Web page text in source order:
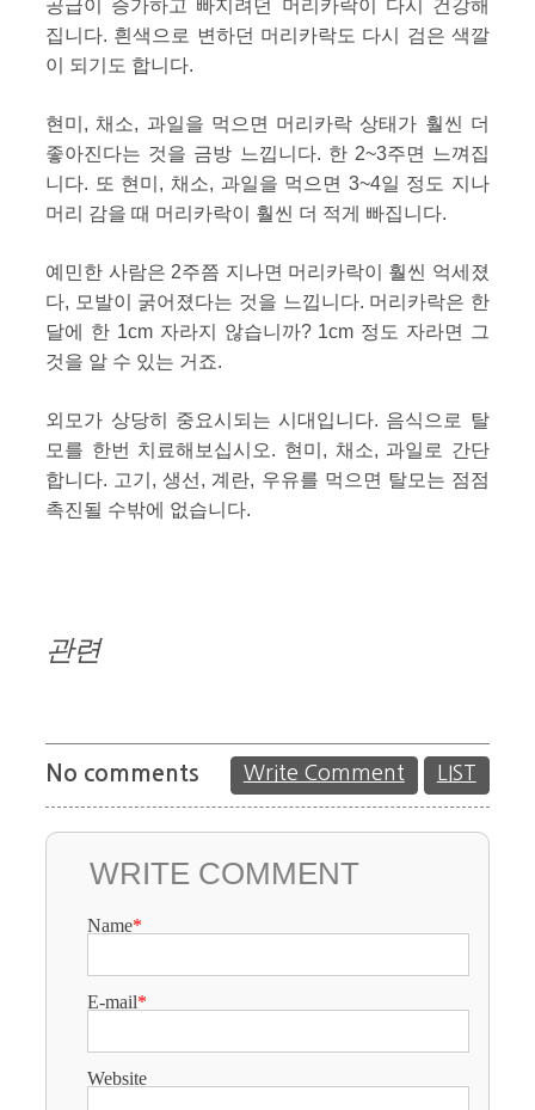
공급이 증가하고 빠지려던 머리카락이 다시 건강해
집니다. 흰색으로 변하던 머리카락도 다시 검은 색깔
이 되기도 합니다.
현미, 채소, 과일을 먹으면 머리카락 상태가 훨씬 더
좋아진다는 것을 금방 느낍니다. 한 2~3주면 느껴집
니다. 또 현미, 채소, 과일을 먹으면 3~4일 정도 지나
머리 감을 때 머리카락이 훨씬 더 적게 빠집니다.
예민한 사람은 2주쯤 지나면 머리카락이 훨씬 억세졌
다, 모발이 굵어졌다는 것을 느낍니다. 머리카락은 한
달에 한 1cm 자라지 않습니까? 1cm 정도 자라면 그
것을 알 수 있는 거죠.
외모가 상당히 중요시되는 시대입니다. 음식으로 탈
모를 한번 치료해보십시오. 현미, 채소, 과일로 간단
합니다. 고기, 생선, 계란, 우유를 먹으면 탈모는 점점
촉진될 수밖에 없습니다.
관련
No comments Write Comment LIST
WRITE COMMENT
Name*
E-mail*
Website